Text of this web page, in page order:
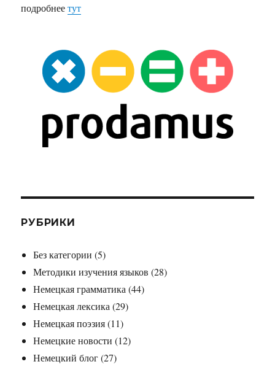
подробнеетут
РУБРИКИ
Без категории (5)
Методики изучения языков (28)
Немецкая грамматика (44)
Немецкая лексика (29)
Немецкая поэзия(11)
Немецкие новости (12)
Немецкий блог(27)